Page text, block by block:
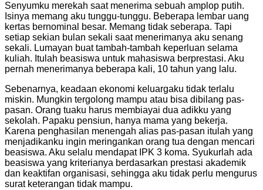
Senyumku merekah saat menerima sebuah amplop putih.
Isinya memang aku tunggu-tunggu. Beberapa lembar uang
kertas bernominal besar. Memang tidak seberapa. Tapi
setiap sekian bulan sekali saat menerimanya aku senang
sekali. Lumayan buat tambah-tambah keperluan selama
kuliah. Itulah beasiswa untuk mahasiswa berprestasi. Aku
pernah menerimanya beberapa kali, 10 tahun yang lalu.
Sebenarnya, keadaan ekonomi keluargaku tidak terlalu
miskin. Mungkin tergolong mampu atau bisa dibilang pas-
pasan. Orang tuaku harus membiayai dua adikku yang
sekolah. Papaku pensiun, hanya mama yang bekerja.
Karena penghasilan menengah alias pas-pasan itulah yang
menjadikanku ingin meringankan orang tua dengan mencari
beasiswa. Aku selalu mendapat IPK 3 koma. Syukurlah ada
beasiswa yang kriterianya berdasarkan prestasi akademik
dan keaktifan organisasi, sehingga aku tidak perlu mengurus
surat keterangan tidak mampu.